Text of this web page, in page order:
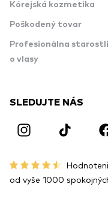
Kórejská kozmetika
Poškodený tovar
Profesionálna
o vlasy
SLEDUJTE NÁS
od vyše 1000